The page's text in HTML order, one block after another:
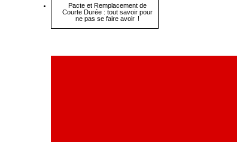
Pacte et Remplacement de
Courte Durée : tout savoir pour
ne pas se faire avoir !